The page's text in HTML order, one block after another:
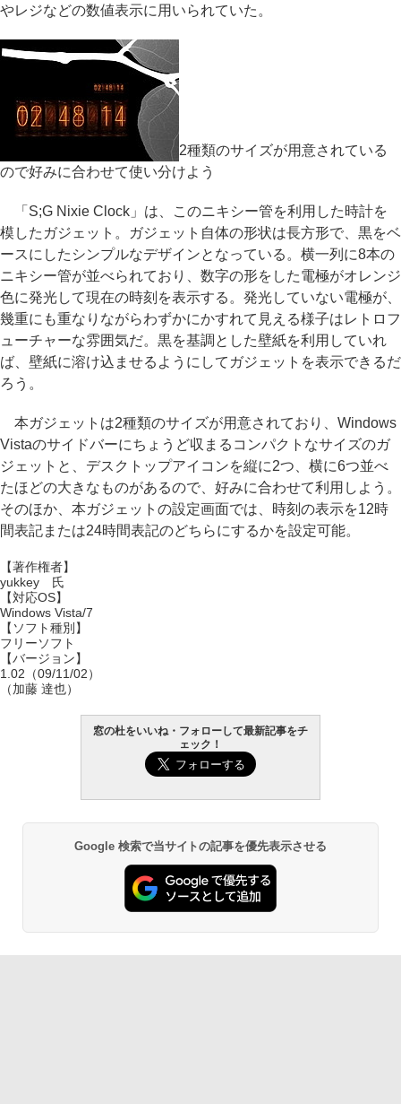
やレジなどの数値表示に用いられていた。
2種類のサイズが用意されている
ので好みに合わせて使い分けよう
「S;G Nixie Clock」は、このニキシー管を利用した時計を
模したガジェット。ガジェット自体の形状は長方形で、黒をベ
ースにしたシンプルなデザインとなっている。横一列に8本の
ニキシー管が並べられており、数字の形をした電極がオレンジ
色に発光して現在の時刻を表示する。発光していない電極が、
幾重にも重なりながらわずかにかすれて見える様子はレトロフ
ューチャーな雰囲気だ。黒を基調とした壁紙を利用していれ
ば、壁紙に溶け込ませるようにしてガジェットを表示できるだ
ろう。
本ガジェットは2種類のサイズが用意されており、Windows
Vistaのサイドバーにちょうど収まるコンパクトなサイズのガ
ジェットと、デスクトップアイコンを縦に2つ、横に6つ並べ
たほどの大きなものがあるので、好みに合わせて利用しよう。
そのほか、本ガジェットの設定画面では、時刻の表示を12時
間表記または24時間表記のどちらにするかを設定可能。
【著作権者】
yukkey 氏
【対応OS】
Windows Vista/7
【ソフト種別】
フリーソフト
【バージョン】
1.02（09/11/02）
（加藤 達也）
窓の杜をいいね・フォローして最新記事をチ
ェック！
Google 検索で当サイトの記事を優先表示させる